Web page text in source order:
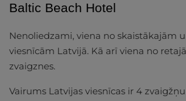
Baltic Beach Hotel
Nenoliedzami, viena no skaistākajām
viesnīcām Latvijā. Kā arī viena no
zvaigznes.
Vairums Latvijas viesnīcas ir 4